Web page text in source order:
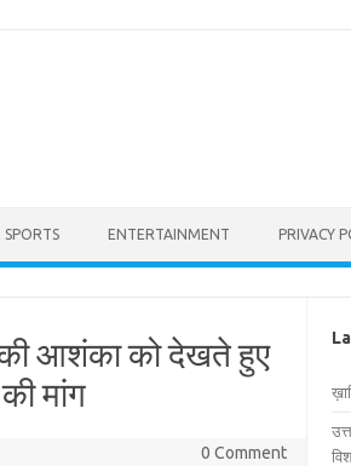
SPORTS ENTERTAINMENT PRIVACY
की आशंका को देखते हुए
मांग
0 Comment